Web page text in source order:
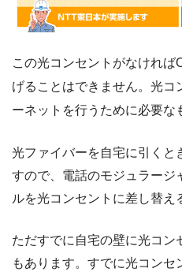
この光コンセントがなければ
げることはできません。光コ
ーネットを行うために必要な
光ファイバーを自宅に引くと
すので、電話のモジュラージ
ルを光コンセントに差し替え
ただすでに自宅の壁に光コン
もあります。すでに光コン